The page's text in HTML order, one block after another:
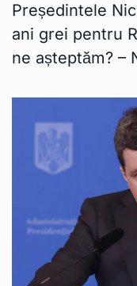
Președintele
ani grei pentru
ne așteptăm? –